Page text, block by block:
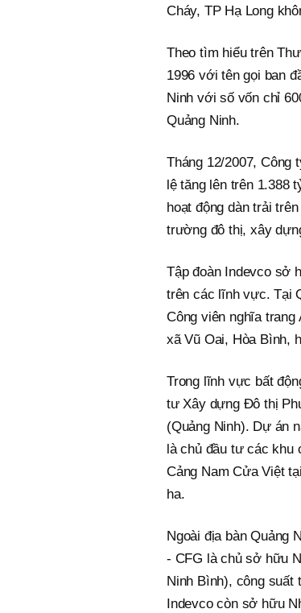
Cháy, TP Hạ Long
Theo tìm hiểu trên
1996 với tên gọi ban
Ninh với số vốn chỉ
Quảng Ninh.
Tháng 12/2007, Công
lệ tăng lên trên 1.388
hoạt động dàn trải
trường đô thị, xây
Tập đoàn Indevco sở
trên các lĩnh vực. Tại
Công viên nghĩa trang
xã Vũ Oai, Hòa Bình,
Trong lĩnh vực bất
tư Xây dựng Đô thị
(Quảng Ninh). Dự án
là chủ đầu tư các khu
Cảng Nam Cửa Việt
ha.
Ngoài địa bàn Quảng
- CFG là chủ sở hữu
Ninh Bình), công suất
Indevco còn sở hữu